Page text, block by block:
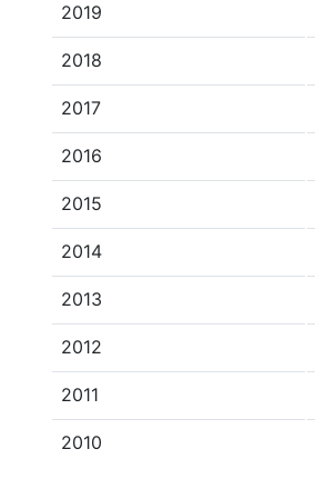
2019
2018
2017
2016
2015
2014
2013
2012
2011
2010